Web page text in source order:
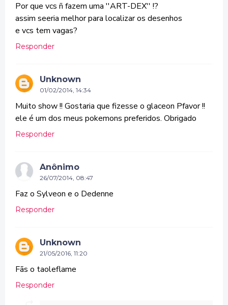
Por que vcs ñ fazem uma ''ART-DEX'' !?
assim seeria melhor para localizar os desenhos
e vcs tem vagas?
Responder
Unknown
01/02/2014, 14:34
Muito show !! Gostaria que fizesse o glaceon Pfavor !!
ele é um dos meus pokemons preferidos. Obrigado
Responder
Anônimo
26/07/2014, 08:47
Faz o Sylveon e o Dedenne
Responder
Unknown
21/05/2016, 11:20
Fãs o taoleflame
Responder